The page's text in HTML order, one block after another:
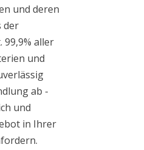
und deren
der
aller
und
ab -
und
in Ihrer